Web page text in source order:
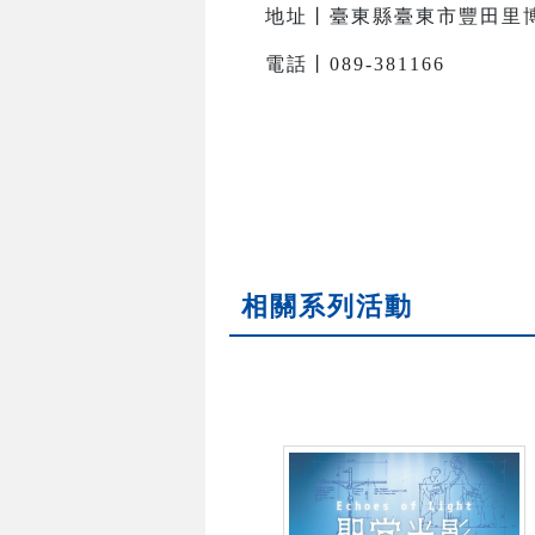
地址丨臺東縣臺東市豐田里
電話丨089-381166
相關系列活動